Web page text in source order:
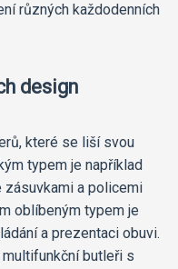
různých každodenních
design
které se liší svou
typem je například
zásuvkami a policemi
oblíbeným typem je
a prezentaci obuvi.
butleři s